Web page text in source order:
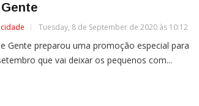
Tuesday, 8 de September de 2020 às 10:12
Gente preparou uma promoção especial para
que vai deixar os pequenos com...